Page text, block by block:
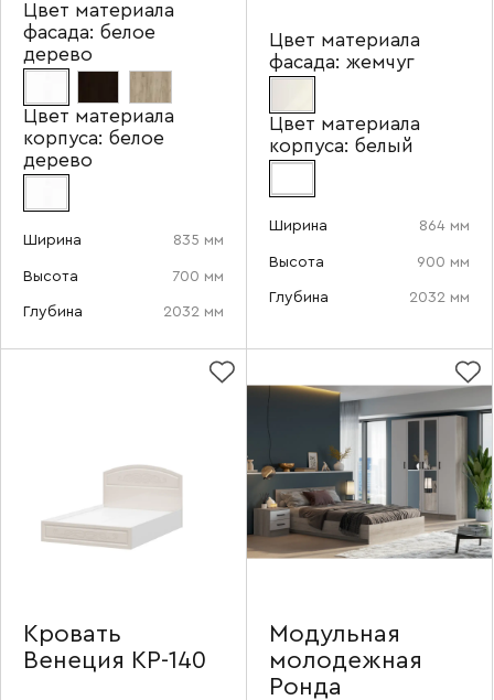
Цвет материала
фасада: белое
дерево
Цвет материала
корпуса: белое
дерево
Ширина 835 мм
Высота 700 мм
Глубина 2032 мм
Цвет материала
фасада: жемчуг
Цвет материала
корпуса: белый
Ширина 864 мм
Высота 900 мм
Глубина 2032 мм
Кровать
Венеция КР-140
Модульная
молодежная
Ронда
Ваше имя